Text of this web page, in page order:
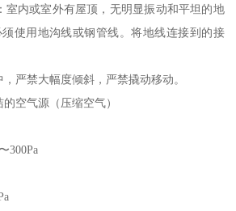
室内或室外有屋顶，无明显振动和平坦的地
使用地沟线或钢管线。将地线连接到的接
严禁大幅度倾斜，严禁撬动移动。
空气源（压缩空气）
300Pa